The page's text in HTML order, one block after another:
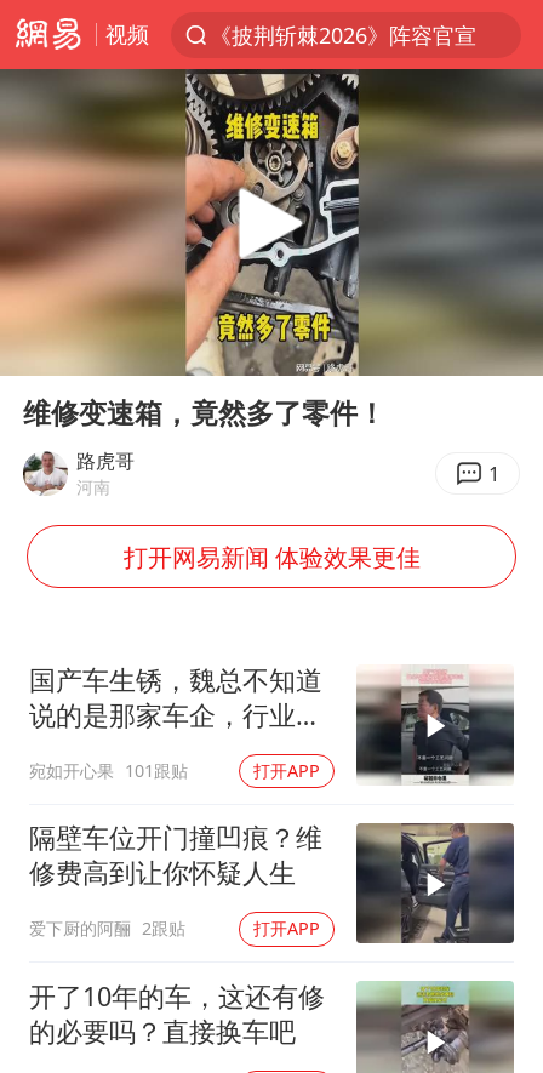
视频
《披荆斩棘2026》阵容官宣
于东来回应胖东来近25年老店年底关闭
全球最大级别运输船通过长江大桥
白海豚北上或致京津冀暴雨
上海全力守护市民“菜篮子”
《龙餐馆》 冲奖
暑期研学游升温 在旅途中增长知识
猫咪过火把节被抹成黑猫
宝妈给四胞胎取名平安喜乐
构建更高水平的全民健身公共服务体系
BLG经理辟谣Bin离队
总书记点赞的非遗苗绣焕发新生机
Play
00:00 00:17
维修变速箱，竟然多了零件！
路虎哥
河南 1
打开网易新闻 体验效果更佳
国产车生锈，魏总不知道
说的是那家车企，行业内
宛如开心果 101跟贴 打开APP
隔壁车位开门撞凹痕？维
修费高到让你怀疑人生
爱下厨的阿酾 2跟贴 打开APP
开了10年的车，这还有修
的必要吗？直接换车吧